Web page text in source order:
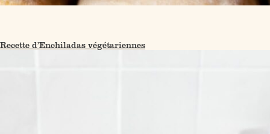
Recette d’Enchiladas végétariennes